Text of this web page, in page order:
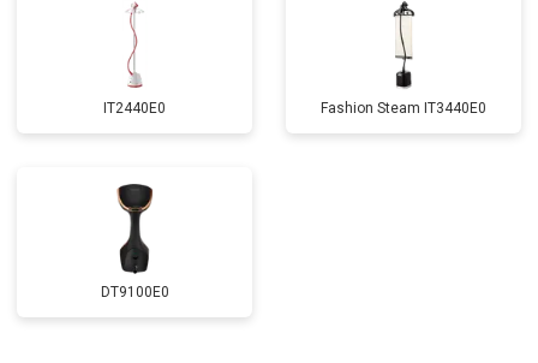
IT2440E0 Fashion Steam IT3440E0
DT9100E0